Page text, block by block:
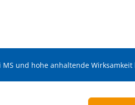
und hohe anhaltende Wirksamkeit